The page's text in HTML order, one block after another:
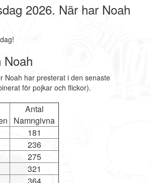
2026. När har Noah
Noah
Noah har presterat i den senaste
för pojkar och flickor).
Antal
Namngivna
181
236
275
321